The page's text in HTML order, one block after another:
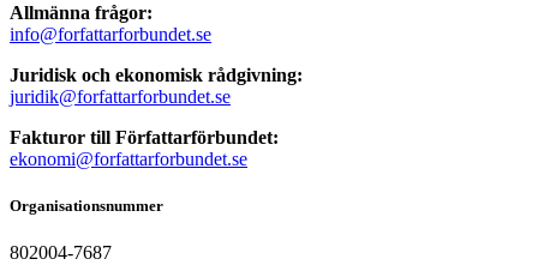
Allmänna frågor:
info@forfattarforbundet.se
Juridisk och ekonomisk rådgivning:
juridik@forfattarforbundet.se
Fakturor till Författarförbundet:
ekonomi@forfattarforbundet.se
Organisationsnummer
802004-7687